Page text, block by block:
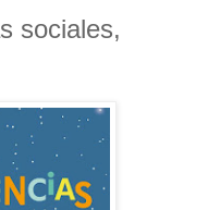
sociales,